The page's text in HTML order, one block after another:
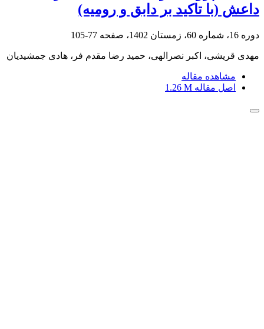
داعش (با تاکید بر دابق و رومیه)
دوره 16، شماره 60، زمستان 1402، صفحه 77-105
مهدی قریشی، اکبر نصرالهی، حمید رضا مقدم فر، هادی جمشیدیان
مشاهده مقاله
اصل مقاله 1.26 M